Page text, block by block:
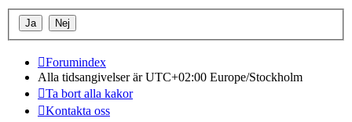
Forumindex
Alla tidsangivelser är UTC+02:00 Europe/Stockholm
Ta bort alla kakor
Kontakta oss